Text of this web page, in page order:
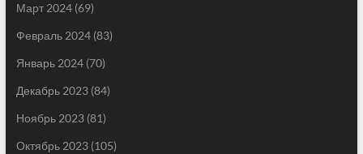
Март 2024(69)
Февраль 2024(83)
Январь 2024(70)
Декабрь 2023(84)
Ноябрь 2023(81)
Октябрь 2023(105)